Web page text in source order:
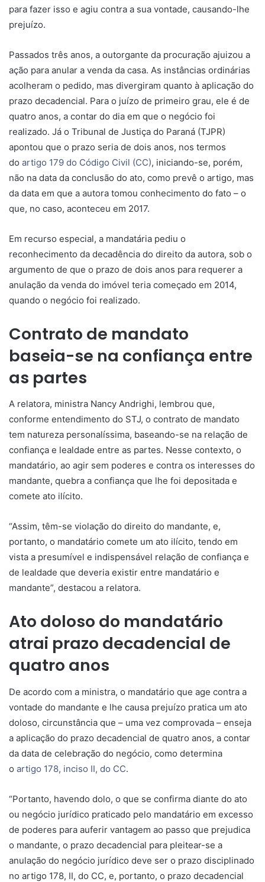
para fazer isso e agiu contra a sua vontade, causando-lhe
prejuízo.
Passados três anos, a outorgante da procuração ajuizou a
ação para anular a venda da casa. As instâncias ordinárias
acolheram o pedido, mas divergiram quanto à aplicação do
prazo decadencial. Para o juízo de primeiro grau, ele é de
quatro anos, a contar do dia em que o negócio foi
realizado. Já o Tribunal de Justiça do Paraná (TJPR)
apontou que o prazo seria de dois anos, nos termos
do artigo 179 do Código Civil (CC), iniciando-se, porém,
não na data da conclusão do ato, como prevê o artigo, mas
da data em que a autora tomou conhecimento do fato – o
que, no caso, aconteceu em 2017.
Em recurso especial, a mandatária pediu o
reconhecimento da decadência do direito da autora, sob o
argumento de que o prazo de dois anos para requerer a
anulação da venda do imóvel teria começado em 2014,
quando o negócio foi realizado.
Contrato de mandato
baseia-se na confiança entre
as partes
A relatora, ministra Nancy Andrighi, lembrou que,
conforme entendimento do STJ, o contrato de mandato
tem natureza personalíssima, baseando-se na relação de
confiança e lealdade entre as partes. Nesse contexto, o
mandatário, ao agir sem poderes e contra os interesses do
mandante, quebra a confiança que lhe foi depositada e
comete ato ilícito.
“Assim, têm-se violação do direito do mandante, e,
portanto, o mandatário comete um ato ilícito, tendo em
vista a presumível e indispensável relação de confiança e
de lealdade que deveria existir entre mandatário e
mandante”, destacou a relatora.
Ato doloso do mandatário
atrai prazo decadencial de
quatro anos
De acordo com a ministra, o mandatário que age contra a
vontade do mandante e lhe causa prejuízo pratica um ato
doloso, circunstância que – uma vez comprovada – enseja
a aplicação do prazo decadencial de quatro anos, a contar
da data de celebração do negócio, como determina
o artigo 178, inciso II, do CC.
“Portanto, havendo dolo, o que se confirma diante do ato
ou negócio jurídico praticado pelo mandatário em excesso
de poderes para auferir vantagem ao passo que prejudica
o mandante, o prazo decadencial para pleitear-se a
anulação do negócio jurídico deve ser o prazo disciplinado
no artigo 178, II, do CC, e, portanto, o prazo decadencial